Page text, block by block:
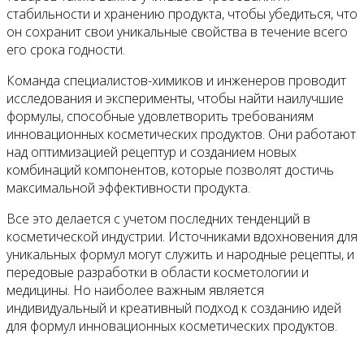
стабильности и хранению продукта, чтобы убедиться, что
он сохранит свои уникальные свойства в течение всего
его срока годности.
Команда специалистов-химиков и инженеров проводит
исследования и эксперименты, чтобы найти наилучшие
формулы, способные удовлетворить требованиям
инновационных косметических продуктов. Они работают
над оптимизацией рецептур и созданием новых
комбинаций компонентов, которые позволят достичь
максимальной эффективности продукта.
Все это делается с учетом последних тенденций в
косметической индустрии. Источниками вдохновения для
уникальных формул могут служить и народные рецепты, и
передовые разработки в области косметологии и
медицины. Но наиболее важным является
индивидуальный и креативный подход к созданию идей
для формул инновационных косметических продуктов.